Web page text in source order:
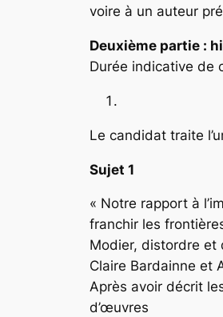
voire à un auteur
Deuxième partie :
Durée indicative de
Le candidat traite
Sujet 1
« Notre rapport à
franchir les
Modier, distordre et
Claire Bardainne et
Après avoir décrit
d’œuvres